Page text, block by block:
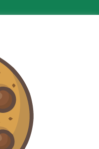
lasciare un